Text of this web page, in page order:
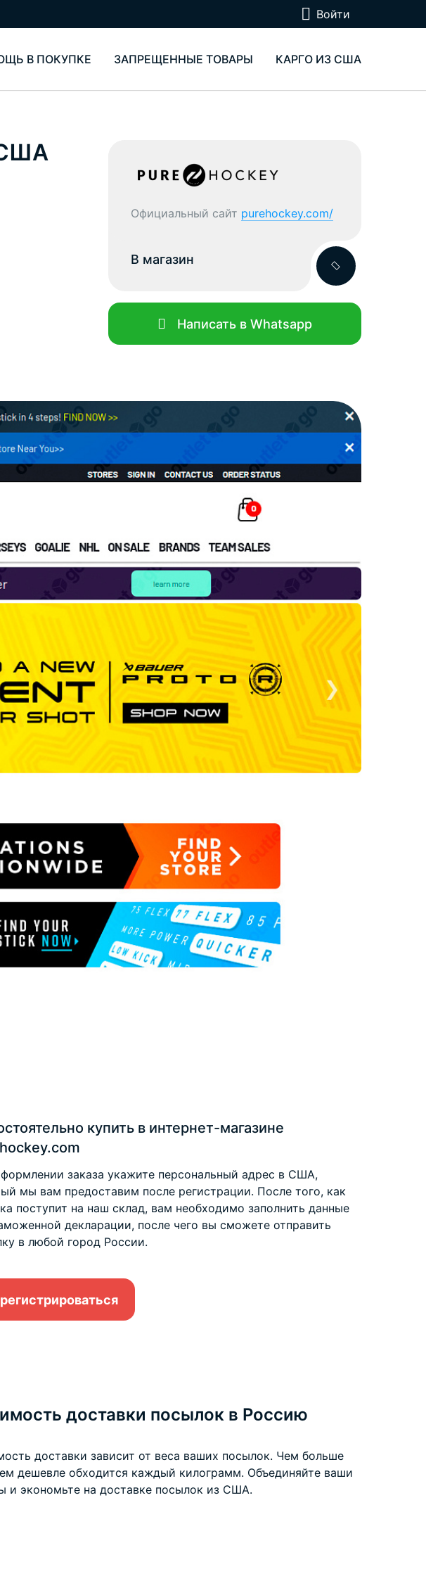
Войти
В ПОКУПКЕ ЗАПРЕЩЕННЫЕ ТОВАРЫ КАРГО ИЗ США
США
Официальный сайт purehockey.com/
В магазин
Написать в Whatsapp
купить в интернет-магазине
заказа укажите персональный адрес в США,
мы вам предоставим после регистрации. После того, как
поступит на наш склад, вам необходимо заполнить данные
декларации, после чего вы сможете отправить
в любой город России.
доставки посылок в Россию
доставки зависит от веса ваших посылок. Чем больше
дешевле обходится каждый килограмм. Объединяйте ваши
и экономьте на доставке посылок из США.